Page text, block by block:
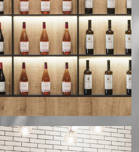
BY FREESPIRITS
|
& COOKIES
ALL RIGHTS RESERVED